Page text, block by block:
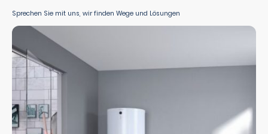
Sprechen Sie mit uns, wir finden Wege und Lösungen